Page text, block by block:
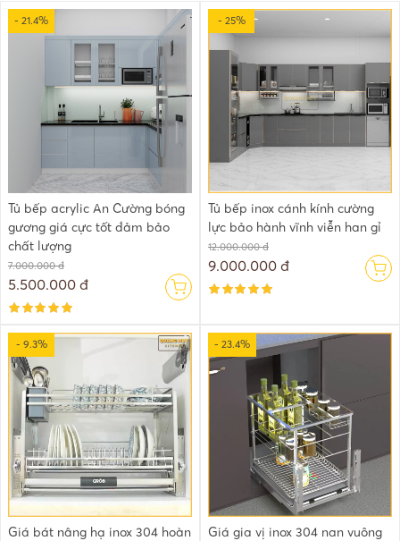
- 21.4%
Tủ bếp acrylic An Cường bóng
gương giá cực tốt đảm bảo
chất lượng
7.000.000 đ
5.500.000 đ
- 25%
Tủ bếp inox cánh kính cường
lực bảo hành vĩnh viễn han gỉ
12.000.000 đ
9.000.000 đ
- 9.3%
Giá bát nâng hạ inox 304 hoàn
- 23.4%
Giá gia vị inox 304 nan vuông